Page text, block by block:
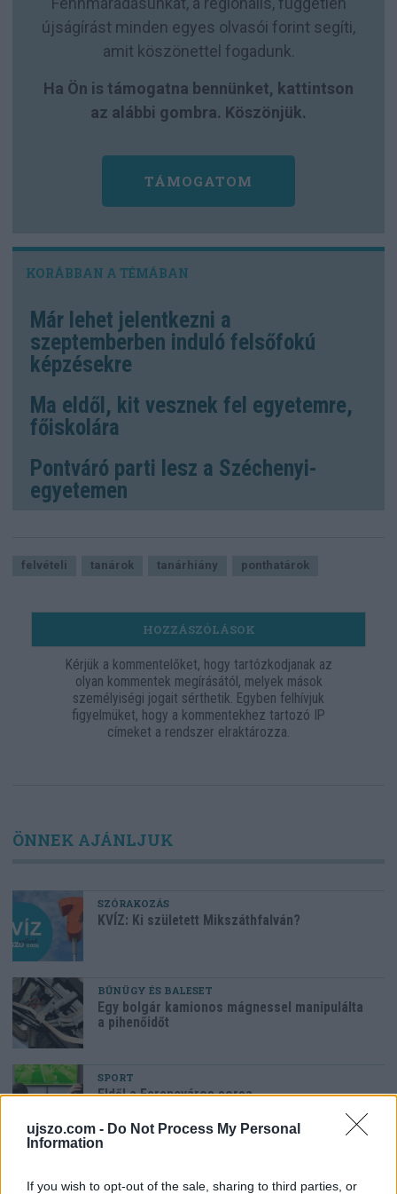
ujszo.com - Do Not Process My Personal
Information
If you wish to opt-out of the sale, sharing to third parties, or
újságírást minden egyes olvasói forint segíti,
amit köszönettel fogadunk.
Ha Ön is támogatna bennünket, kattintson
az alábbi gombra. Köszönjük.
TÁMOGATOM
Már lehet jelentkezni a
szeptemberben induló felsőfokú
képzésekre
Ma eldől, kit vesznek fel egyetemre,
főiskolára
Pontváró parti lesz a Széchenyi-
egyetemen
felvételi tanárok tanárhiány ponthatárok
HOZZÁSZÓLÁSOK
Kérjük a kommentelőket, hogy tartózkodjanak az
olyan kommentek megírásától, melyek mások
személyiségi jogait sérthetik. Egyben felhívjuk
figyelmüket, hogy a kommentekhez tartozó IP
címeket a rendszer elraktározza.
ÖNNEK AJÁNLJUK
SZÓRAKOZÁS
KVÍZ: Ki született Mikszáthfalván?
BŰNÜGY ÉS BALESET
Egy bolgár kamionos mágnessel manipulálta
a pihenőidőt
SPORT
Eldől a Ferencváros sorsa
Polgármesteri vétó a pluszpénzek ellen